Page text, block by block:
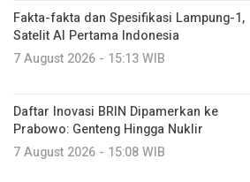
Fakta-fakta dan Spesifikasi Lampung-1,
Satelit AI Pertama Indonesia
7 August 2026 - 15:13 WIB
Daftar Inovasi BRIN Dipamerkan ke
Prabowo: Genteng Hingga Nuklir
7 August 2026 - 15:08 WIB